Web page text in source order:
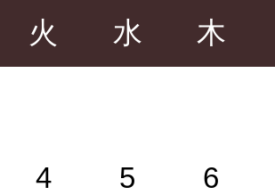
火 水 木
4 5 6